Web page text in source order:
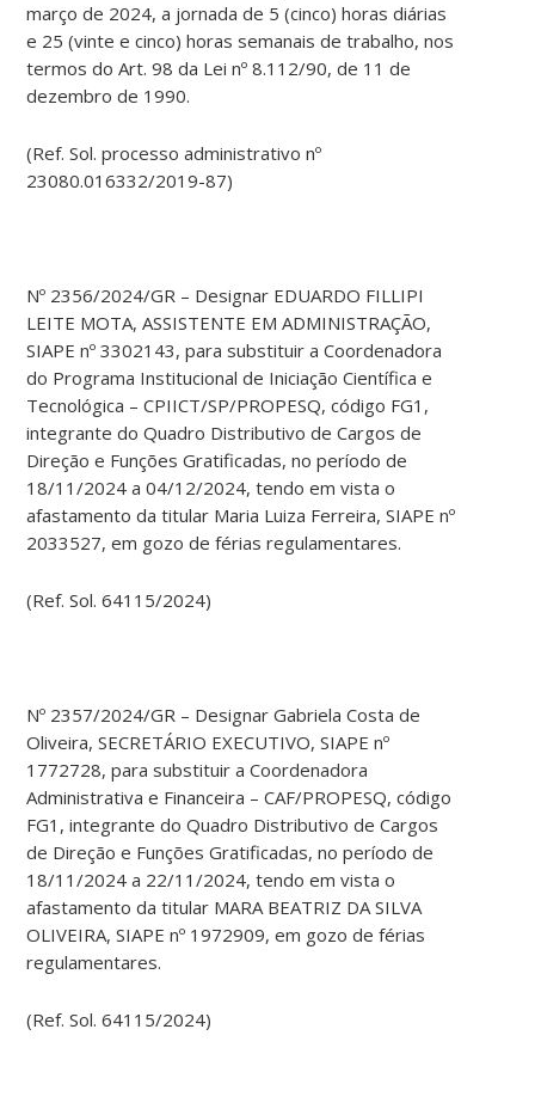
março de 2024, a jornada de 5 (cinco) horas diárias
e 25 (vinte e cinco) horas semanais de trabalho, nos
termos do Art. 98 da Lei nº 8.112/90, de 11 de
dezembro de 1990.
(Ref. Sol. processo administrativo nº
23080.016332/2019-87)
Nº 2356/2024/GR – Designar EDUARDO FILLIPI
LEITE MOTA, ASSISTENTE EM ADMINISTRAÇÃO,
SIAPE nº 3302143, para substituir a Coordenadora
do Programa Institucional de Iniciação Científica e
Tecnológica – CPIICT/SP/PROPESQ, código FG1,
integrante do Quadro Distributivo de Cargos de
Direção e Funções Gratificadas, no período de
18/11/2024 a 04/12/2024, tendo em vista o
afastamento da titular Maria Luiza Ferreira, SIAPE nº
2033527, em gozo de férias regulamentares.
(Ref. Sol. 64115/2024)
Nº 2357/2024/GR – Designar Gabriela Costa de
Oliveira, SECRETÁRIO EXECUTIVO, SIAPE nº
1772728, para substituir a Coordenadora
Administrativa e Financeira – CAF/PROPESQ, código
FG1, integrante do Quadro Distributivo de Cargos
de Direção e Funções Gratificadas, no período de
18/11/2024 a 22/11/2024, tendo em vista o
afastamento da titular MARA BEATRIZ DA SILVA
OLIVEIRA, SIAPE nº 1972909, em gozo de férias
regulamentares.
(Ref. Sol. 64115/2024)